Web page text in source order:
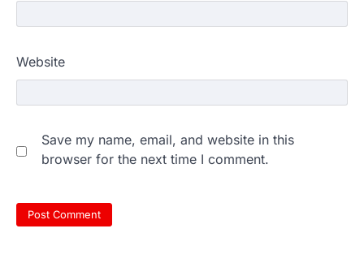
Website
Save my name, email, and website in this
browser for the next time I comment.